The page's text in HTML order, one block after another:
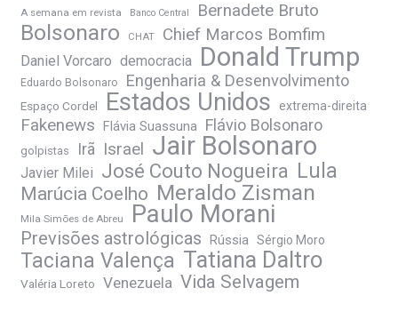
A semana em revista Banco Central Bernadete Bruto
Bolsonaro CHAT Chief Marcos Bomfim
Daniel Vorcaro democracia Donald Trump
Eduardo Bolsonaro Engenharia & Desenvolvimento
Espaço Cordel Estados Unidos extrema-direita
Fakenews Flávia Suassuna Flávio Bolsonaro
golpistas Irã Israel Jair Bolsonaro
Javier Milei José Couto Nogueira Lula
Marúcia Coelho Meraldo Zisman
Mila Simões de Abreu Paulo Morani
Previsões astrológicas Rússia Sérgio Moro
Taciana Valença Tatiana Daltro
Valéria Loreto Venezuela Vida Selvagem